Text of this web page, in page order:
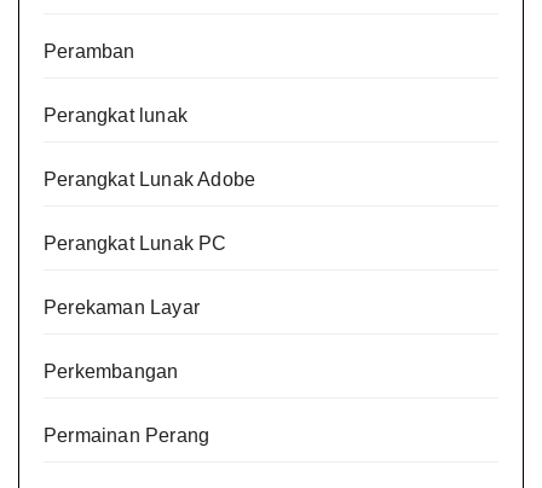
Peramban
Perangkat lunak
Perangkat Lunak Adobe
Perangkat Lunak PC
Perekaman Layar
Perkembangan
Permainan Perang